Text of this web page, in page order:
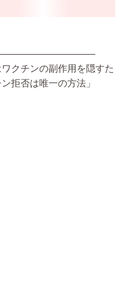
クチンの副作用を隠すた
拒否は唯一の方法」